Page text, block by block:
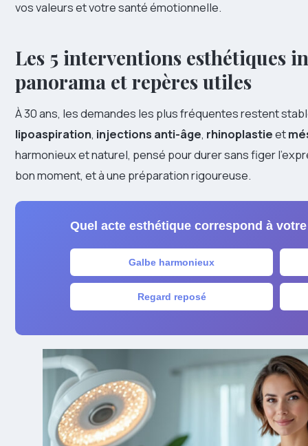
vos valeurs et votre santé émotionnelle.
Les 5 interventions esthétiques
panorama et repères utiles
À 30 ans, les demandes les plus fréquentes restent
lipoaspiration, injections anti-âge, rhinoplastieet
harmonieux et naturel, pensé pour durer sans figer
bon moment, et à une préparation rigoureuse.
Quel acte esthétique correspond à
Galbe harmonieux
Regard reposé